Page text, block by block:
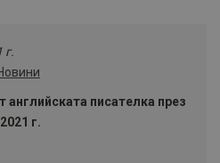
г.
английската писателка през
2021 г.